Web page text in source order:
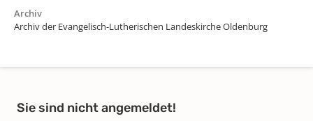
Archiv
Archiv der Evangelisch-Lutherischen Landeskirche Oldenburg
Sie sind nicht angemeldet!